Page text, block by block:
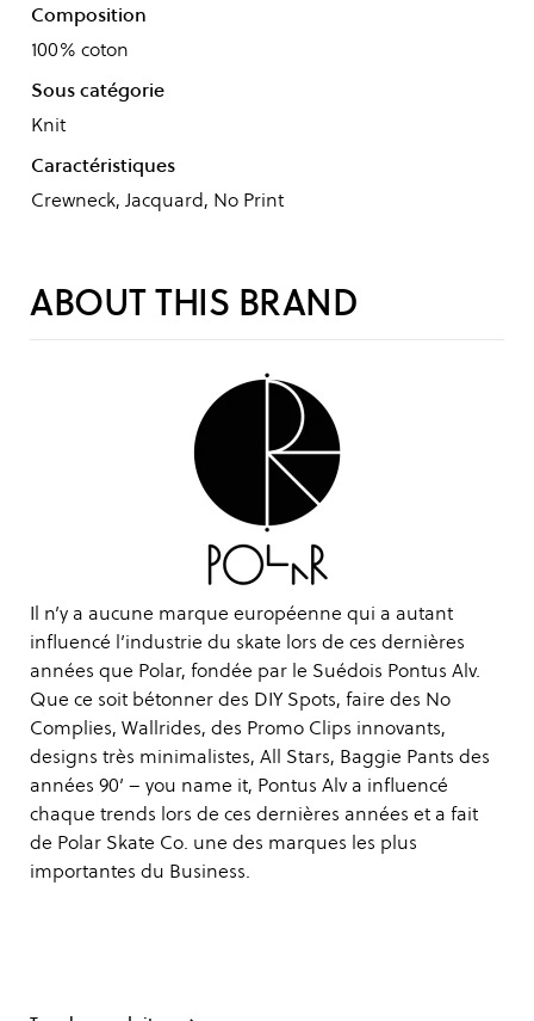
Composition
100% coton
Sous catégorie
Knit
Caractéristiques
Crewneck, Jacquard, No Print
ABOUT THIS BRAND
Il n’y a aucune marque européenne qui a autant
influencé l’industrie du skate lors de ces dernières
années que Polar, fondée par le Suédois Pontus Alv.
Que ce soit bétonner des DIY Spots, faire des No
Complies, Wallrides, des Promo Clips innovants,
designs très minimalistes, All Stars, Baggie Pants des
années 90’ – you name it, Pontus Alv a influencé
chaque trends lors de ces dernières années et a fait
de Polar Skate Co. une des marques les plus
importantes du Business.